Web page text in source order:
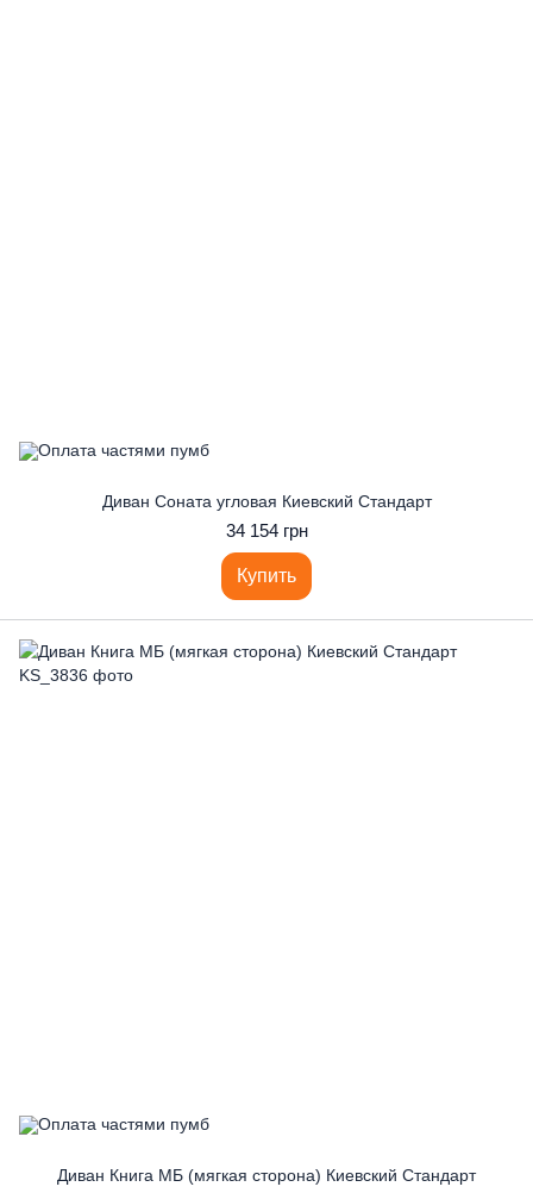
Диван Соната угловая Киевский Стандарт
34 154 грн
Купить
Диван Книга МБ (мягкая сторона) Киевский Стандарт